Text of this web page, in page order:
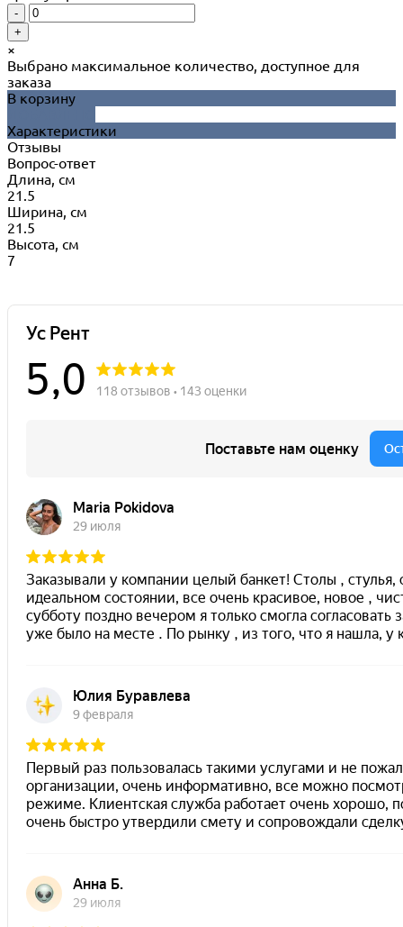
-
+
×
Выбрано максимальное количество, доступное для
заказа
В корзину
Характеристики
Отзывы
Вопрос-ответ
Длина, см
21.5
Ширина, см
21.5
Высота, см
7